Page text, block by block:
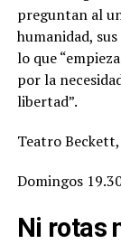
preguntan al
humanidad,
lo que
por la
libertad”.
Teatro Beckett,
Domingos
Ni rotas